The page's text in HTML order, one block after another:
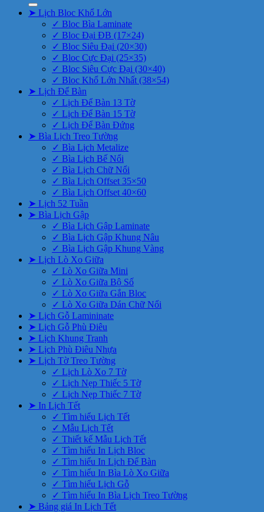
➤ Lịch Bloc Khổ Lớn
✓ Bloc Bìa Laminate
✓ Bloc Đại ĐB (17×24)
✓ Bloc Siêu Đại (20×30)
✓ Bloc Cực Đại (25×35)
✓ Bloc Siêu Cực Đại (30×40)
✓ Bloc Khổ Lớn Nhất (38×54)
➤ Lịch Để Bàn
✓ Lịch Để Bàn 13 Tờ
✓ Lịch Để Bàn 15 Tờ
✓ Lịch Để Bàn Đứng
➤ Bìa Lịch Treo Tường
✓ Bìa Lịch Metalize
✓ Bìa Lịch Bế Nổi
✓ Bìa Lịch Chữ Nổi
✓ Bìa Lịch Offset 35×50
✓ Bìa Lịch Offset 40×60
➤ Lịch 52 Tuần
➤ Bìa Lịch Gập
✓ Bìa Lịch Gập Laminate
✓ Bìa Lịch Gập Khung Nâu
✓ Bìa Lịch Gập Khung Vàng
➤ Lịch Lò Xo Giữa
✓ Lò Xo Giữa Mini
✓ Lò Xo Giữa Bộ Số
✓ Lò Xo Giữa Gắn Bloc
✓ Lò Xo Giữa Dán Chữ Nổi
➤ Lịch Gỗ Lamininate
➤ Lịch Gỗ Phù Điêu
➤ Lịch Khung Tranh
➤ Lịch Phù Điêu Nhựa
➤ Lịch Tờ Treo Tường
✓ Lịch Lò Xo 7 Tờ
✓ Lịch Nẹp Thiếc 5 Tờ
✓ Lịch Nẹp Thiếc 7 Tờ
➤ In Lịch Tết
✓ Tìm hiểu Lịch Tết
✓ Mẫu Lịch Tết
✓ Thiết kế Mẫu Lịch Tết
✓ Tìm hiểu In Lịch Bloc
✓ Tìm hiểu In Lịch Để Bàn
✓ Tìm hiểu In Bìa Lò Xo Giữa
✓ Tìm hiểu Lịch Gỗ
✓ Tìm hiểu In Bìa Lịch Treo Tường
➤ Bảng giá In Lịch Tết